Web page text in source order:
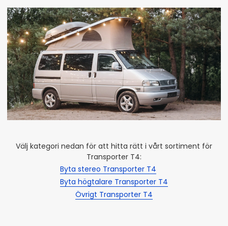
Välj kategori nedan för att hitta rätt i vårt sortiment för
Transporter T4:
Byta stereo Transporter T4
Byta högtalare Transporter T4
Övrigt Transporter T4